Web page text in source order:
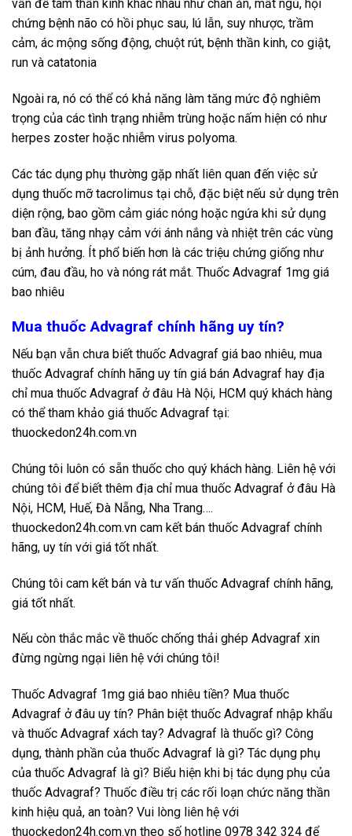
vấn đề tâm thần kinh khác nhau như chán ăn, mất ngủ, hội
chứng bệnh não có hồi phục sau, lú lẫn, suy nhược, trầm
cảm, ác mộng sống động, chuột rút, bệnh thần kinh, co giật,
run và catatonia
Ngoài ra, nó có thể có khả năng làm tăng mức độ nghiêm
trọng của các tình trạng nhiễm trùng hoặc nấm hiện có như
herpes zoster hoặc nhiễm virus polyoma.
Các tác dụng phụ thường gặp nhất liên quan đến việc sử
dụng thuốc mỡ tacrolimus tại chỗ, đặc biệt nếu sử dụng trên
diện rộng, bao gồm cảm giác nóng hoặc ngứa khi sử dụng
ban đầu, tăng nhạy cảm với ánh nắng và nhiệt trên các vùng
bị ảnh hưởng. Ít phổ biến hơn là các triệu chứng giống như
cúm, đau đầu, ho và nóng rát mắt. Thuốc Advagraf 1mg giá
bao nhiêu
Mua thuốc Advagraf chính hãng uy tín?
Nếu bạn vẫn chưa biết thuốc Advagraf giá bao nhiêu, mua
thuốc Advagraf chính hãng uy tín giá bán Advagraf hay địa
chỉ mua thuốc Advagraf ở đâu Hà Nội, HCM quý khách hàng
có thể tham khảo giá thuốc Advagraf tại:
thuockedon24h.com.vn
Chúng tôi luôn có sẵn thuốc cho quý khách hàng. Liên hệ với
chúng tôi để biết thêm địa chỉ mua thuốc Advagraf ở đâu Hà
Nội, HCM, Huế, Đà Nẵng, Nha Trang….
thuockedon24h.com.vn cam kết bán thuốc Advagraf chính
hãng, uy tín với giá tốt nhất.
Chúng tôi cam kết bán và tư vấn thuốc Advagraf chính hãng,
giá tốt nhất.
Nếu còn thắc mắc về thuốc chống thải ghép Advagraf xin
đừng ngừng ngại liên hệ với chúng tôi!
Thuốc Advagraf 1mg giá bao nhiêu tiền? Mua thuốc
Advagraf ở đâu uy tín? Phân biệt thuốc Advagraf nhập khẩu
và thuốc Advagraf xách tay? Advagraf là thuốc gì? Công
dụng, thành phần của thuốc Advagraf là gì? Tác dụng phụ
của thuốc Advagraf là gì? Biểu hiện khi bị tác dụng phụ của
thuốc Advagraf? Thuốc điều trị các rối loạn chức năng thần
kinh hiệu quả, an toàn? Vui lòng liên hệ với
thuockedon24h.com.vn theo số hotline 0978 342 324 để